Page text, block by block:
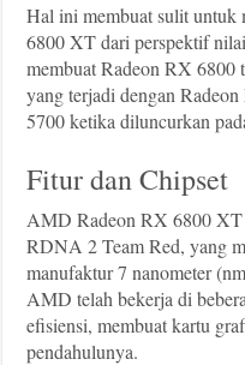
Hal ini membuat sulit untuk
6800 XT dari perspektif
membuat Radeon RX
yang terjadi dengan
5700 ketika diluncurkan
Fitur dan Chipset
AMD Radeon RX 6800 XT
RDNA 2 Team Red, yang
manufaktur 7 nanometer
AMD telah bekerja di
efisiensi, membuat kartu
pendahulunya.